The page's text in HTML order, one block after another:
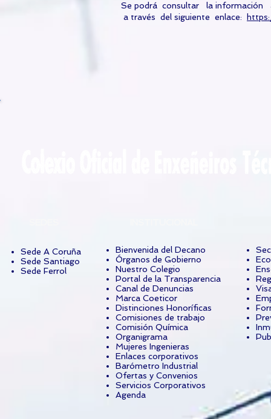
Se podrá consultar la
a través del siguiente enlace:
Sede A Coruña
Sede Santiago
Sede Ferrol
Bienvenida del Decano
Órganos de Gobierno
Nuestro Colegio
Portal de la Transparencia
Canal de Denuncias
Marca Coeticor
Distinciones Honoríficas
Comisiones de trabajo
Comisión Química
Organigrama
Mujeres Ingenieras
Enlaces corporativos
Barómetro Industrial
Ofertas y Convenios
Servicios Corporativos
Agenda